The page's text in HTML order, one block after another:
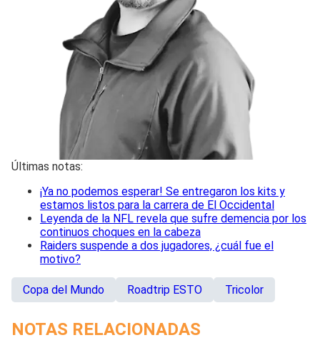
Últimas notas:
¡Ya no podemos esperar! Se entregaron los kits y
estamos listos para la carrera de El Occidental
Leyenda de la NFL revela que sufre demencia por los
continuos choques en la cabeza
Raiders suspende a dos jugadores, ¿cuál fue el
motivo?
Copa del Mundo Roadtrip ESTO Tricolor
NOTAS RELACIONADAS